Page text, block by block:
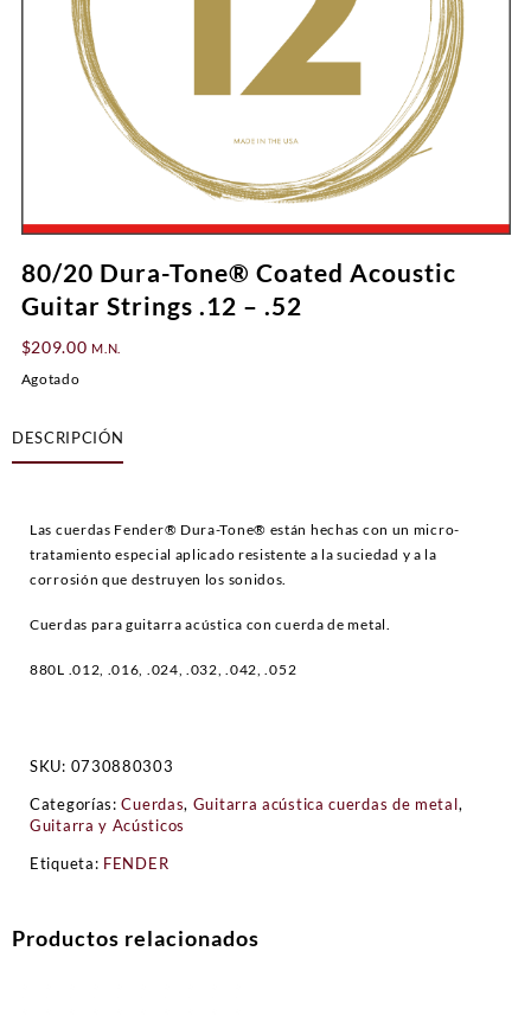
80/20 Dura-Tone® Coated Acoustic
Guitar Strings .12 – .52
$209.00 M.N.
Agotado
DESCRIPCIÓN
Las cuerdas Fender® Dura-Tone® están hechas con un micro-
tratamiento especial aplicado resistente a la suciedad y a la
corrosión que destruyen los sonidos.
Cuerdas para guitarra acústica con cuerda de metal.
880L .012, .016, .024, .032, .042, .052
SKU: 0730880303
Categorías:Cuerdas, Guitarra acústica cuerdas de metal,
Guitarra y Acústicos
Etiqueta: FENDER
Productos relacionados